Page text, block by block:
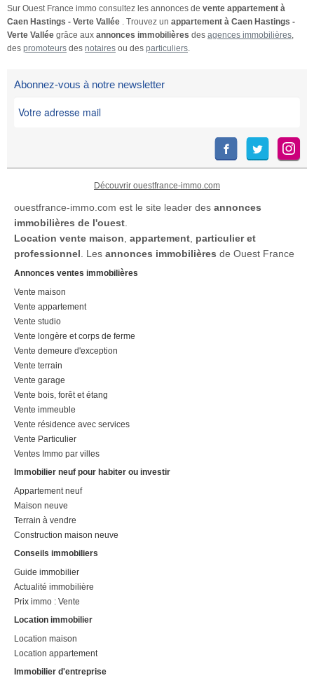
Sur Ouest France immo consultez les annonces de vente appartement à
Caen Hastings - Verte Vallée . Trouvez un appartement à Caen Hastings -
Verte Vallée grâce aux annonces immobilières des agences immobilières,
des promoteurs des notaires ou des particuliers.
Abonnez-vous à notre newsletter
Découvrir ouestfrance-immo.com
ouestfrance-immo.com est le site leader des annonces
immobilières de l'ouest.
Location vente maison, appartement, particulier et
professionnel. Les annonces immobilières de Ouest France
Annonces ventes immobilières
Vente maison
Vente appartement
Vente studio
Vente longère et corps de ferme
Vente demeure d'exception
Vente terrain
Vente garage
Vente bois, forêt et étang
Vente immeuble
Vente résidence avec services
Vente Particulier
Ventes Immo par villes
Immobilier neuf pour habiter ou investir
Appartement neuf
Maison neuve
Terrain à vendre
Construction maison neuve
Conseils immobiliers
Guide immobilier
Actualité immobilière
Prix immo : Vente
Location immobilier
Location maison
Location appartement
Immobilier d'entreprise